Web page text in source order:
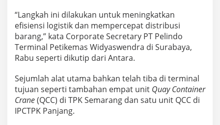
s
a
s
i
P
e
l
b
u
h
“Langkah ini dilakukan untuk meningkatkan
efisiensi logistik dan mempercepat distribusi
barang,” kata Corporate Secretary PT Pelindo
Terminal Petikemas Widyaswendra di Surabaya,
Rabu seperti dikutip dari Antara.
Sejumlah alat utama bahkan telah tiba di terminal
tujuan seperti tambahan empat unit Quay Container
Crane(QCC) di TPK Semarang dan satu unit QCC di
IPCTPK Panjang.